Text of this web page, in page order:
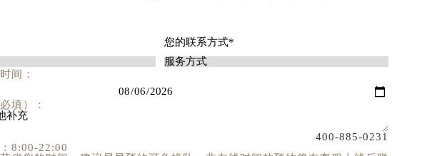
间：
填）：
400-885-0231
8:00-22:00